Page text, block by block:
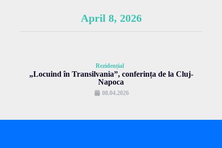
April 8, 2026
Rezidențial
„Locuind în Transilvania”, conferința de la Cluj-
Napoca
08.04.2026